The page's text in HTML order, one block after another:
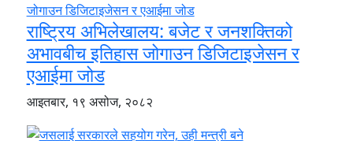
राष्ट्रिय अभिलेखालय: बजेट र जनशक्तिको
अभावबीच इतिहास जोगाउन डिजिटाइजेसन र
एआईमा जोड
आइतबार, १९ असोज, २०८२